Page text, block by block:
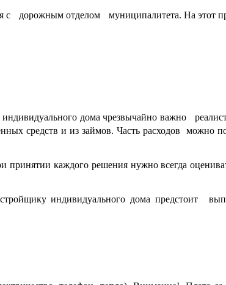
с дорожным отделом муниципалитета. На
дома чрезвычайно важно
средств и из займов. Часть расходов можно
принятии каждого решения нужно всегда
индивидуального дома предстоит